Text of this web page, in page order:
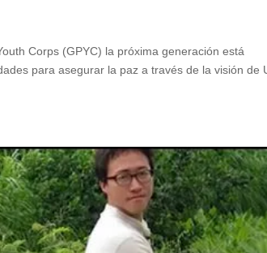
Corps (GPYC) la próxima generación está
para asegurar la paz a través de la visión de